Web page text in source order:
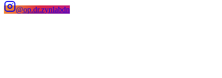
@op.dr.zynlabdn